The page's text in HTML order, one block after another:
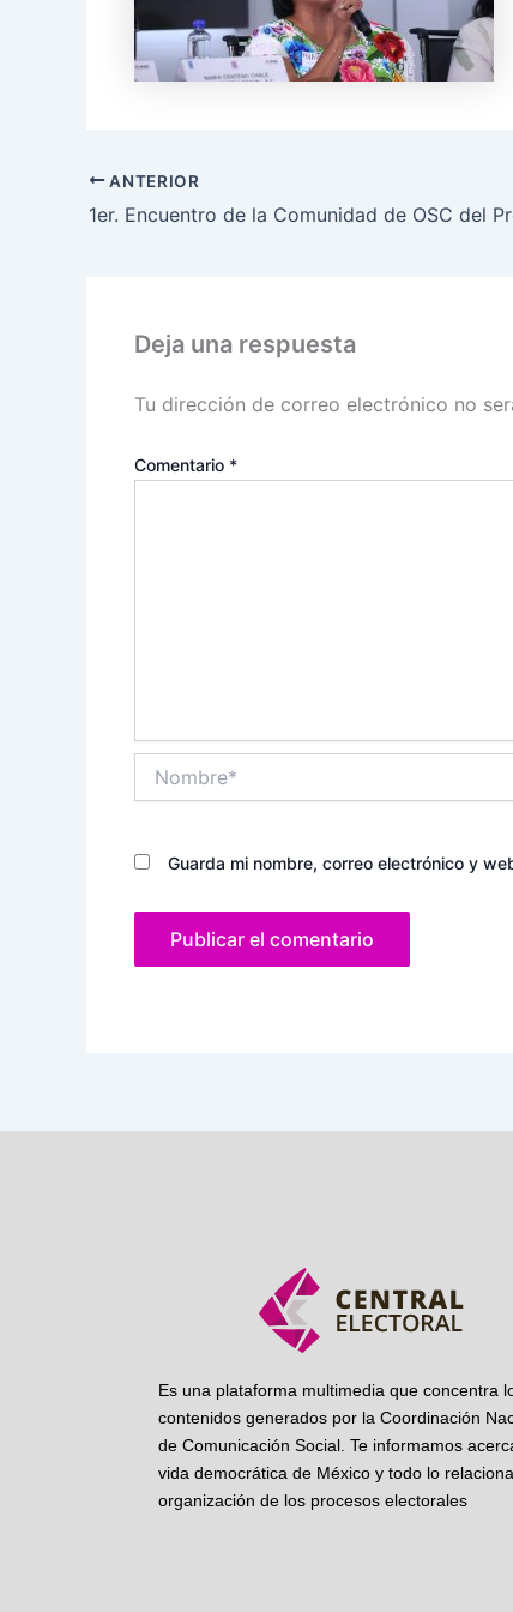
ANTERIOR
Deja una respuesta
Tu dirección de correo electrónico no
Comentario *
Guarda mi nombre, correo electrónico y
Es una plataforma multimedia que concentra
contenidos generados por la Coordinación
de Comunicación Social. Te informamos
vida democrática de México y todo lo
organización de los procesos electorales